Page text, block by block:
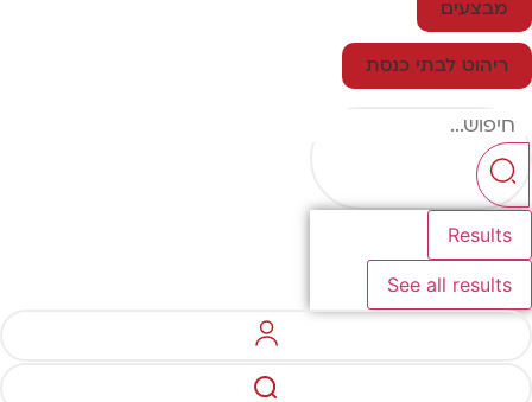
מבצעים
ריהוט לבתי כנסת
Results
See all results